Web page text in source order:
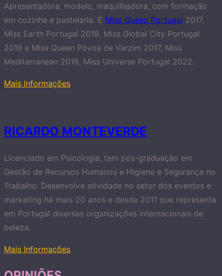
Apresentadora, modelo, maquilhadora, com formação
em cozinha e pastelaria. É Miss Queen Portugal 2017,
Miss Earth Portugal 2018, Miss Global City Portugal
2019 e Miss Queen Póvoa de Varzim 2017, Miss
Mediterranean 2018, Miss Universe Portugal 2022.
Mais Informações
RICARDO MONTEVERDE
Licenciado em Psicologia, tem pós-graduação em
Gestão de Recursos Humanos e Higiene e Segurança no
Trabalho. Desenvolve atividade no setor dos eventos e
marketing há mais 20 anos e desde 2011 que representa
em Portugal diversas organizações internacionais de
beleza.
Mais Informações